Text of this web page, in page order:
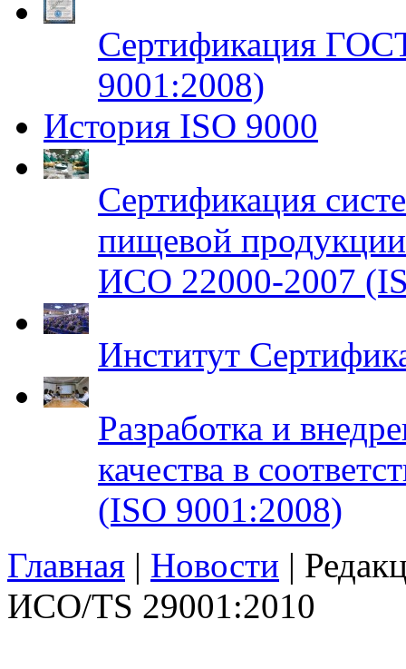
Сертификация
9001:2008)
История ISO 9000
Сертификация
пищевой
ИСО 22000-2007
Институт
Разработка и
качества в
(ISO 9001:2008)
Главная | Новости |
ИСО/TS 29001:2010